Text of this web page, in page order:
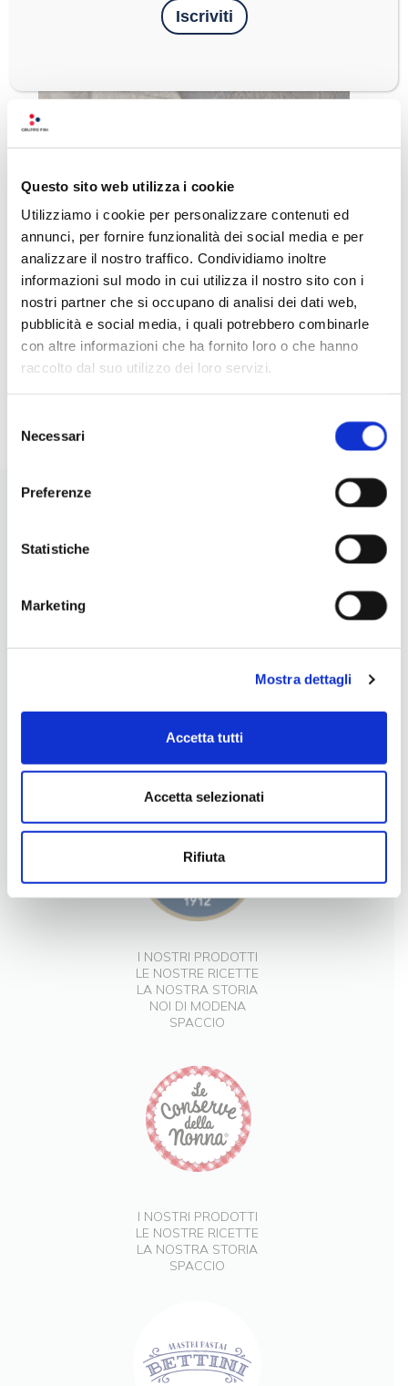
Questo sito web utilizza i cookie
Utilizziamo i cookie per personalizzare contenuti ed
annunci, per fornire funzionalità dei social media e per
analizzare il nostro traffico. Condividiamo inoltre
informazioni sul modo in cui utilizza il nostro sito con i
nostri partner che si occupano di analisi dei dati web,
pubblicità e social media, i quali potrebbero combinarle
con altre informazioni che ha fornito loro o che hanno
raccolto dal suo utilizzo dei loro servizi.
delNecessari
Preferenze
Statistiche
Marketing
Mostra dettagli
Accetta tutti
Accetta selezionati
Rifiuta
Ultimi articoli
LEGUMI: IDEE ORIGINALI,
NUTRIENTI E FACILI DA
PREPARARE
LEGGI
INGREDIENTI DI QUALITÀ
I NOSTRI PRODOTTI
LE NOSTRE RICETTE
LA NOSTRA STORIA
NOI DI MODENA
SPACCIO
I NOSTRI PRODOTTI
LE NOSTRE RICETTE
LA NOSTRA STORIA
SPACCIO